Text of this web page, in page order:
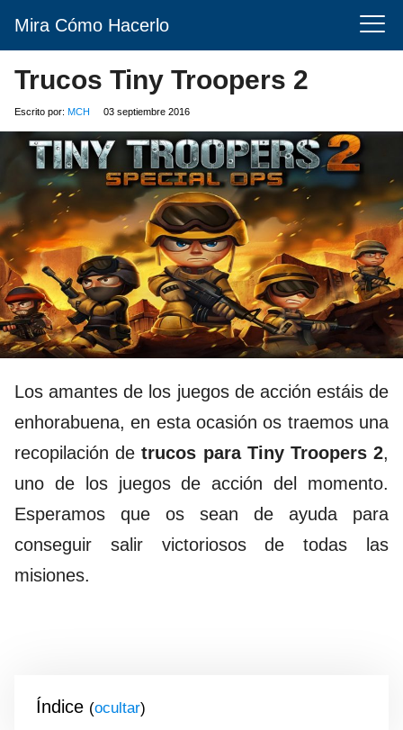
Mira Cómo Hacerlo
Trucos Tiny Troopers 2
Escrito por: MCH 03 septiembre 2016
Los amantes de los juegos de acción estáis de
enhorabuena, en esta ocasión os traemos una
recopilación detrucos para Tiny Troopers 2,
uno de los juegos de acción del momento.
Esperamos que os sean de ayuda para
conseguir salir victoriosos de todas las
misiones.
Índice ( )